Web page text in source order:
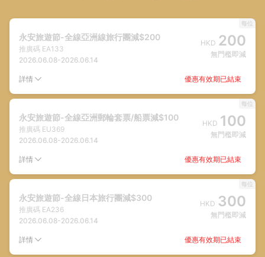
永安旅遊節-全線亞洲線旅行團減$200
推廣碼 EA133
2026.06.08-2026.06.14
HKD 200
無門檻即減
每位
詳情 優惠有效期已結束
永安旅遊節-全線亞洲郵輪套票/船票減$100
推廣碼 EU369
2026.06.08-2026.06.14
HKD 100
無門檻即減
每位
詳情 優惠有效期已結束
永安旅遊節-全線日本旅行團減$300
推廣碼 EA236
2026.06.08-2026.06.14
HKD 300
無門檻即減
每位
詳情 優惠有效期已結束